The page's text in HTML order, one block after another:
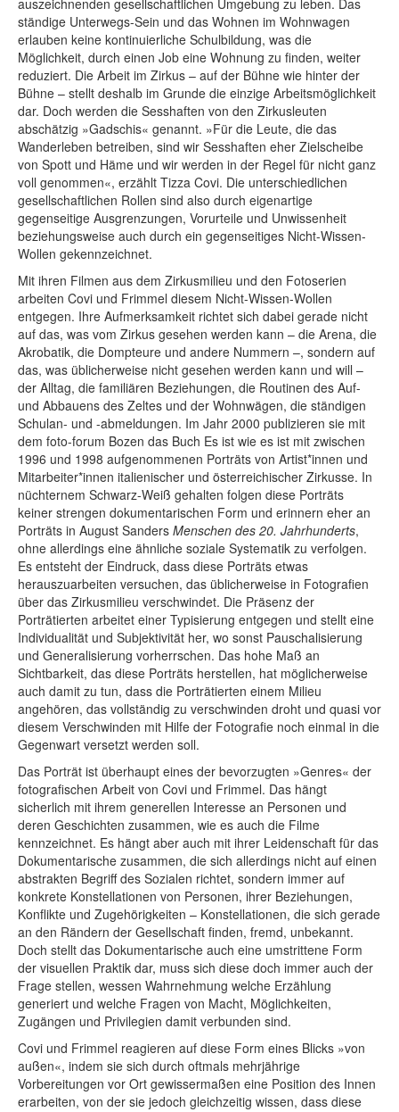
auszeichnenden gesellschaftlichen Umgebung zu leben. Das
ständige Unterwegs-Sein und das Wohnen im Wohnwagen
erlauben keine kontinuierliche Schulbildung, was die
Möglichkeit, durch einen Job eine Wohnung zu finden, weiter
reduziert. Die Arbeit im Zirkus – auf der Bühne wie hinter der
Bühne – stellt deshalb im Grunde die einzige Arbeitsmöglichkeit
dar. Doch werden die Sesshaften von den Zirkusleuten
abschätzig »Gadschis« genannt. »Für die Leute, die das
Wanderleben betreiben, sind wir Sesshaften eher Zielscheibe
von Spott und Häme und wir werden in der Regel für nicht ganz
voll genommen«, erzählt Tizza Covi. Die unterschiedlichen
gesellschaftlichen Rollen sind also durch eigenartige
gegenseitige Ausgrenzungen, Vorurteile und Unwissenheit
beziehungsweise auch durch ein gegenseitiges Nicht-Wissen-
Wollen gekennzeichnet.
Mit ihren Filmen aus dem Zirkusmilieu und den Fotoserien
arbeiten Covi und Frimmel diesem Nicht-Wissen-Wollen
entgegen. Ihre Aufmerksamkeit richtet sich dabei gerade nicht
auf das, was vom Zirkus gesehen werden kann – die Arena, die
Akrobatik, die Dompteure und andere Nummern –, sondern auf
das, was üblicherweise nicht gesehen werden kann und will –
der Alltag, die familiären Beziehungen, die Routinen des Auf-
und Abbauens des Zeltes und der Wohnwägen, die ständigen
Schulan- und -abmeldungen. Im Jahr 2000 publizieren sie mit
dem foto-forum Bozen das Buch Es ist wie es ist mit zwischen
1996 und 1998 aufgenommenen Por­träts von Artist*innen und
Mitarbeiter*innen italienischer und österreichischer Zirkusse. In
nüchternem Schwarz-Weiß gehalten folgen diese Porträts
keiner strengen dokumentarischen Form und erinnern eher an
Porträts in August Sanders Menschen des 20. Jahrhunderts,
ohne allerdings eine ähnliche soziale Systematik zu verfolgen.
Es entsteht der Eindruck, dass diese Porträts etwas
herauszuarbeiten versuchen, das üblicherweise in Fotografien
über das Zirkusmilieu verschwindet. Die Präsenz der
Porträtierten arbeitet einer Typisierung entgegen und stellt eine
Individualität und Subjektivität her, wo sonst Pauschalisierung
und Generalisierung vorherrschen. Das hohe Maß an
Sichtbarkeit, das diese Porträts herstellen, hat möglicherweise
auch damit zu tun, dass die Porträtierten einem Milieu
angehören, das vollständig zu verschwinden droht und quasi vor
diesem Verschwinden mit Hilfe der Fotografie noch einmal in die
Gegenwart versetzt werden soll.
Das Porträt ist überhaupt eines der bevorzugten »Genres« der
fotografischen Arbeit von Covi und Frimmel. Das hängt
sicherlich mit ihrem generellen Interesse an Personen und
deren Geschichten zusammen, wie es auch die Filme
kennzeichnet. Es hängt aber auch mit ihrer Leidenschaft für das
Dokumentarische zusammen, die sich allerdings nicht auf einen
abstrakten Begriff des Sozialen richtet, sondern immer auf
konkrete Konstellationen von Personen, ihrer Beziehungen,
Konflikte und Zugehörigkeiten – Konstellationen, die sich gerade
an den Rändern der Gesellschaft finden, fremd, unbekannt.
Doch stellt das Dokumentarische auch eine umstrittene Form
der visuellen Praktik dar, muss sich diese doch immer auch der
Frage stellen, wessen Wahrnehmung welche Erzählung
generiert und welche Fragen von Macht, Möglichkeiten,
Zugängen und Privilegien damit verbunden sind.
Covi und Frimmel reagieren auf diese Form eines Blicks »von
außen«, indem sie sich durch oftmals mehrjährige
Vorbereitungen vor Ort gewissermaßen eine Position des Innen
erarbeiten, von der sie jedoch gleichzeitig wissen, dass diese